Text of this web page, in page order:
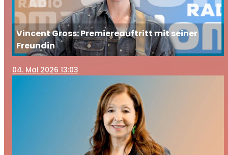
Vincent Gross: Premiereauftritt mit seiner
Freundin
04. Mai 2026 13:03